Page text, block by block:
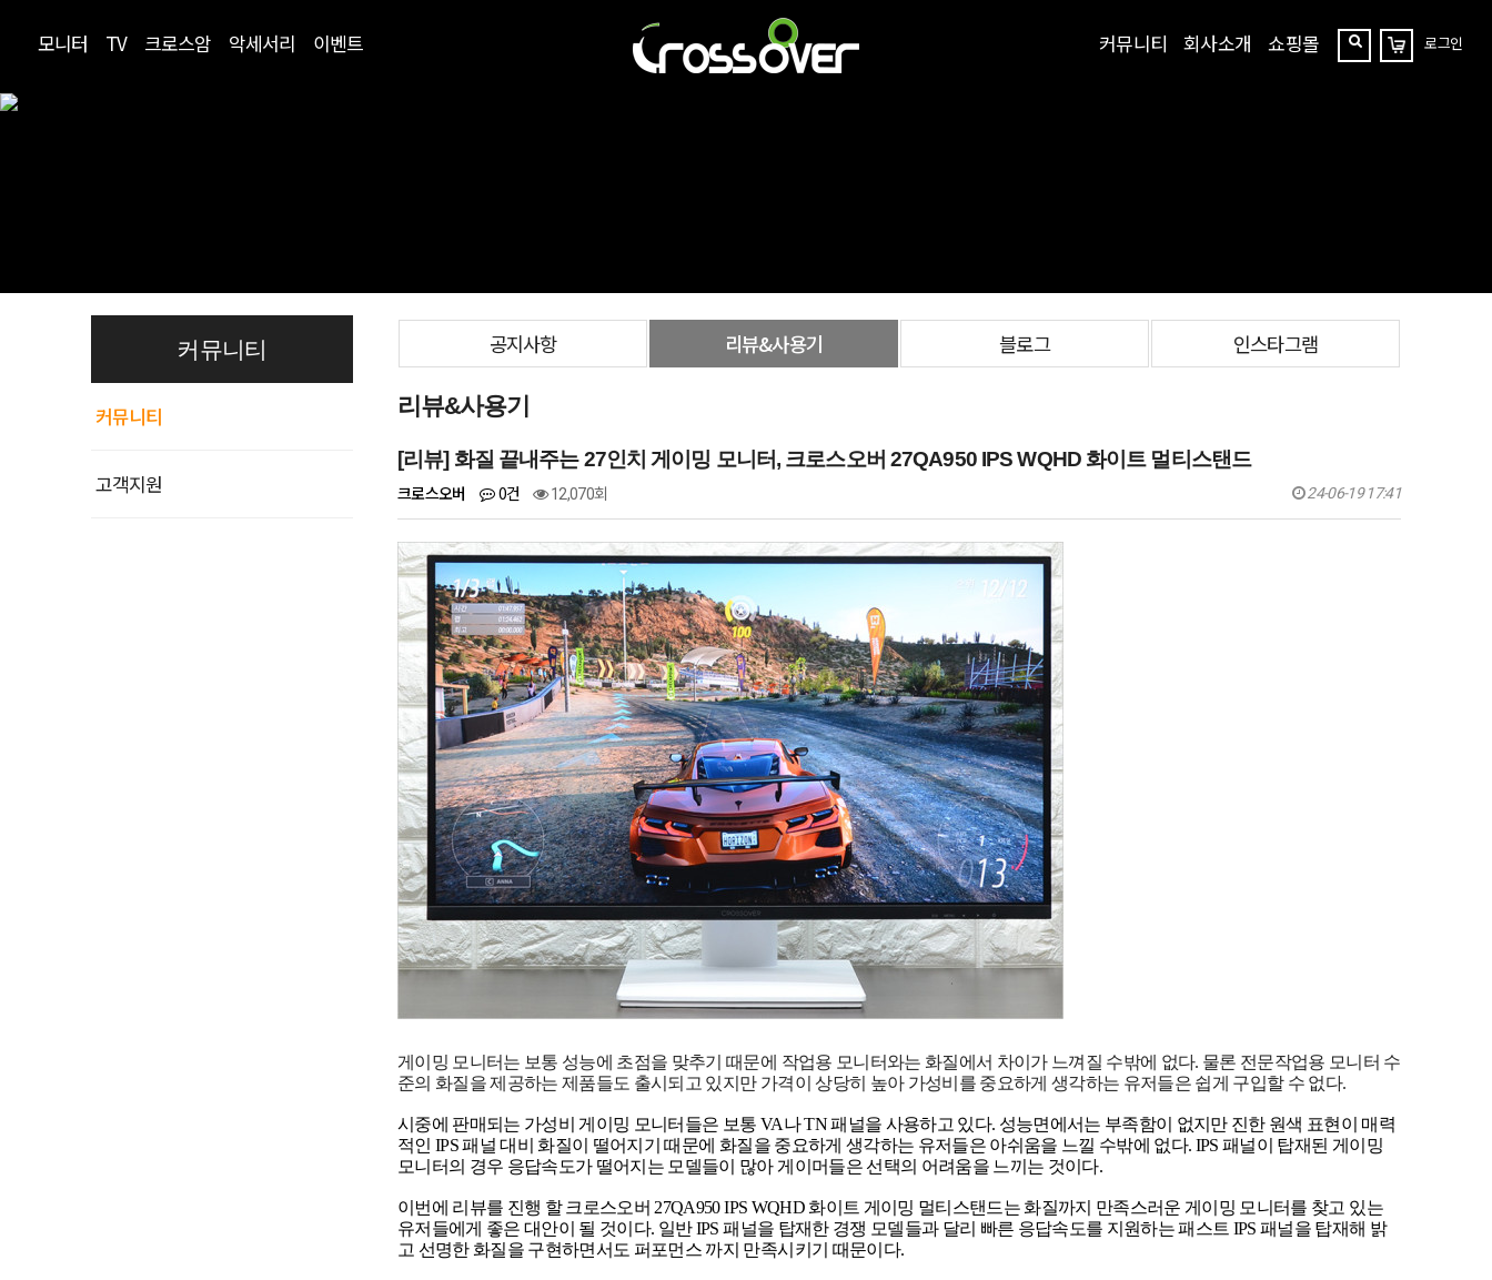
모니터 TV 크로스암 악세서리 이벤트 커뮤니티 회사소개 쇼핑몰
찾
장
바
로그인
커뮤니티
커뮤니티
고객지원
공지사항 리뷰&사용기 블로그 인스타그램
리뷰&사용기
[리뷰] 화질 끝내주는 27인치 게이밍 모니터, 크로스오버 27QA950 IPS WQHD 화이트 멀티스탠드
크로스오버 0건 12,070회 24-06-19 17:41
게이밍 모니터는 보통 성능에 초점을 맞추기 때문에 작업용 모니터와는 화질에서 차이가 느껴질 수밖에 없다. 물론 전문작업용 모니터 수
준의 화질을 제공하는 제품들도 출시되고 있지만 가격이 상당히 높아 가성비를 중요하게 생각하는 유저들은 쉽게 구입할 수 없다.
시중에 판매되는 가성비 게이밍 모니터들은 보통 VA나 TN 패널을 사용하고 있다. 성능면에서는 부족함이 없지만 진한 원색 표현이 매력
적인 IPS 패널 대비 화질이 떨어지기 때문에 화질을 중요하게 생각하는 유저들은 아쉬움을 느낄 수밖에 없다. IPS 패널이 탑재된 게이밍
모니터의 경우 응답속도가 떨어지는 모델들이 많아 게이머들은 선택의 어려움을 느끼는 것이다.
이번에 리뷰를 진행 할 크로스오버 27QA950 IPS WQHD 화이트 게이밍 멀티스탠드는 화질까지 만족스러운 게이밍 모니터를 찾고 있는
유저들에게 좋은 대안이 될 것이다. 일반 IPS 패널을 탑재한 경쟁 모델들과 달리 빠른 응답속도를 지원하는 패스트 IPS 패널을 탑재해 밝
고 선명한 화질을 구현하면서도 퍼포먼스 까지 만족시키기 때문이다.